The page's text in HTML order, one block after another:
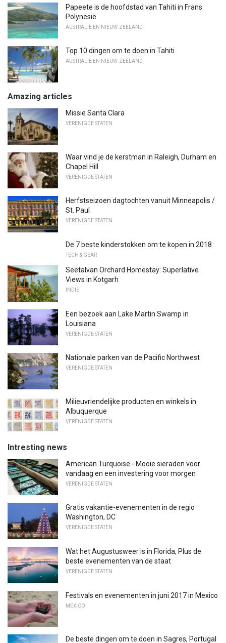
Papeete is de hoofdstad van Tahiti in Frans
Polynesië
AUSTRALIË EN NIEUW-ZEELAND
Top 10 dingen om te doen in Tahiti
AUSTRALIË EN NIEUW-ZEELAND
Amazing articles
Missie Santa Clara
VERENIGDE STATEN
Waar vind je de kerstman in Raleigh, Durham en
Chapel Hill
VERENIGDE STATEN
Herfstseizoen dagtochten vanuit Minneapolis /
St. Paul
VERENIGDE STATEN
De 7 beste kinderstokken om te kopen in 2018
TECH & GEAR
Seetalvan Orchard Homestay: Superlative
Views in Kotgarh
INDIË
Een bezoek aan Lake Martin Swamp in
Louisiana
VERENIGDE STATEN
Nationale parken van de Pacific Northwest
VERENIGDE STATEN
Milieuvriendelijke producten en winkels in
Albuquerque
VERENIGDE STATEN
Intresting news
American Turquoise - Mooie sieraden voor
vandaag en een investering voor morgen
VERENIGDE STATEN
Gratis vakantie-evenementen in de regio
Washington, DC
VERENIGDE STATEN
Wat het Augustusweer is in Florida, Plus de
beste evenementen van de staat
VERENIGDE STATEN
Festivals en evenementen in juni 2017 in Mexico
MEXICO
De beste dingen om te doen in Sagres, Portugal